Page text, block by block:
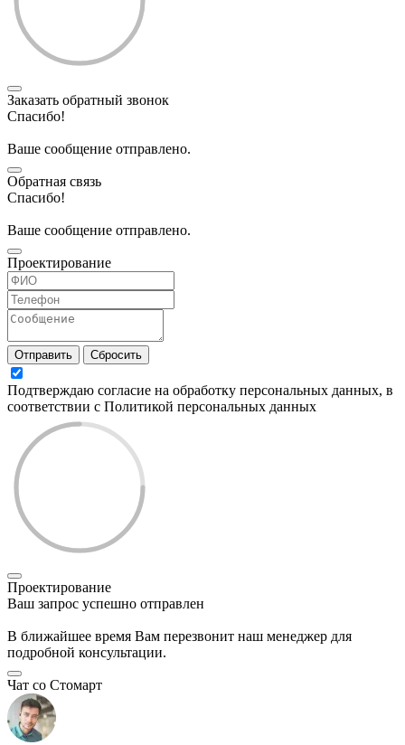
Заказать обратный звонок
Спасибо!
Ваше сообщение отправлено.
Обратная связь
Спасибо!
Ваше сообщение отправлено.
Проектирование
Отправить Сбросить
Подтверждаю согласие на обработку персональных данных, в
соответствии с Политикой персональных данных
Проектирование
Ваш запрос успешно отправлен
В ближайшее время Вам перезвонит наш менеджер для
подробной консультации.
Чат со Стомарт